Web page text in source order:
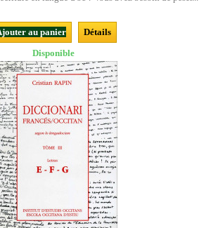
au panier
Détails
Disponible